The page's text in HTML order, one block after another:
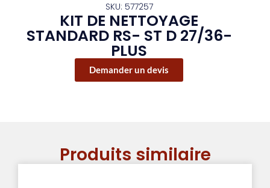
SKU: 577257
KIT DE NETTOYAGE
STANDARD RS- ST D 27/36-
PLUS
Demander un devis
Produits similaire